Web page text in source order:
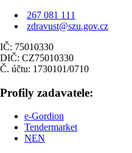
267 081 111
zdravust@szu.gov.cz
IČ: 75010330
DIČ: CZ75010330
Č. účtu: 1730101/0710
Profily zadavatele:
e-Gordion
Tendermarket
NEN